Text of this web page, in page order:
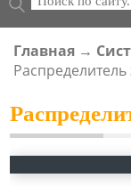
ФОРМА
ВЫ ЗДЕСЬ
Главная →